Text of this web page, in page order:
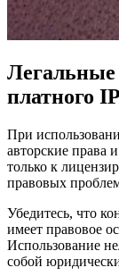
Легальные
платного
При
авторские права
только к
правовых
Убедитесь, что
имеет правовое
Использование
собой